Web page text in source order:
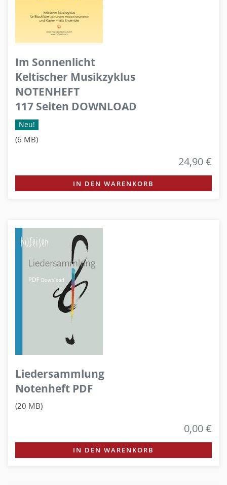
Im Sonnenlicht
Keltischer Musikzyklus
NOTENHEFT
117 Seiten DOWNLOAD
Neu!
(6 MB)
24,90 €
IN DEN WARENKORB
Liedersammlung
Notenheft PDF
(20 MB)
0,00 €
IN DEN WARENKORB